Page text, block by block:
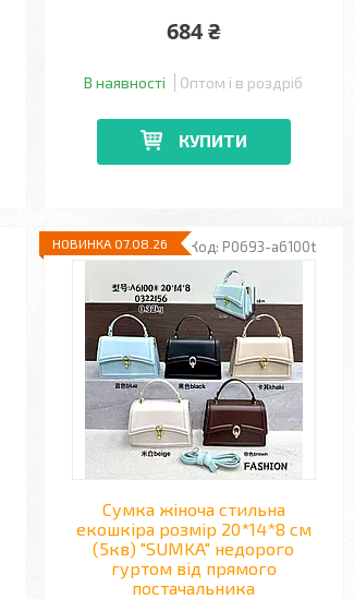
684 ₴
В наявності Оптом і в роздріб
КУПИТИ
P0693-a6100t
НОВИНКА 07.08.26
Сумка жіноча стильна
екошкіра розмір 20*14*8 см
(5кв) "SUMKA" недорого
гуртом від прямого
постачальника